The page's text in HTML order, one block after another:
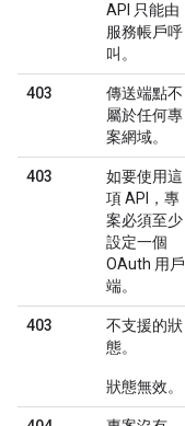
API 只能由
服務帳戶呼
叫。
403
傳送端點不
屬於任何專
案網域。
403
如要使用這
項 API，專
案必須至少
設定一個
OAuth 用戶
端。
403
不支援的狀
態。
狀態無效。